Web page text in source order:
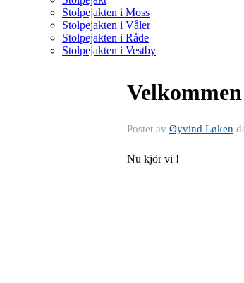
Stolpejakten i Moss
Stolpejakten i Våler
Stolpejakten i Råde
Stolpejakten i Vestby
Postet av Øyvind Løken
Nu kjör vi !